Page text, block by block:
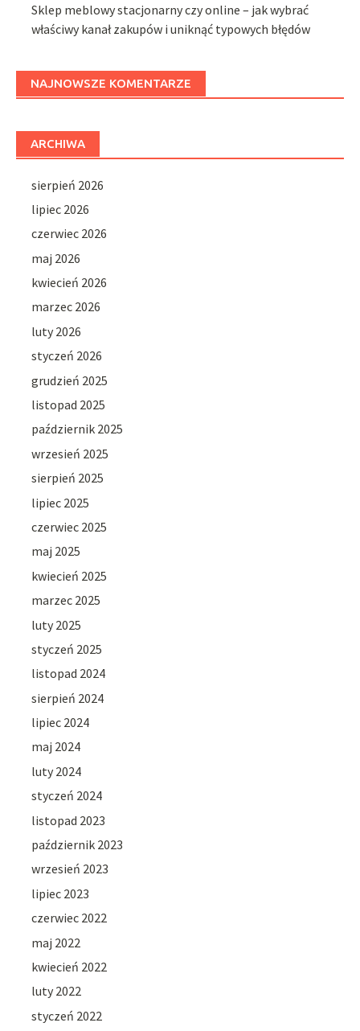
Sklep meblowy stacjonarny czy online – jak wybrać
właściwy kanał zakupów i uniknąć typowych błędów
NAJNOWSZE KOMENTARZE
ARCHIWA
sierpień 2026
lipiec 2026
czerwiec 2026
maj 2026
kwiecień 2026
marzec 2026
luty 2026
styczeń 2026
grudzień 2025
listopad 2025
październik 2025
wrzesień 2025
sierpień 2025
lipiec 2025
czerwiec 2025
maj 2025
kwiecień 2025
marzec 2025
luty 2025
styczeń 2025
listopad 2024
sierpień 2024
lipiec 2024
maj 2024
luty 2024
styczeń 2024
listopad 2023
październik 2023
wrzesień 2023
lipiec 2023
czerwiec 2022
maj 2022
kwiecień 2022
luty 2022
styczeń 2022